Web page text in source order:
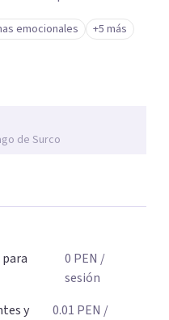
Aceptación y
contextual.
atendiendo a
En lugar de
emociones, te guiaré a
cambio
Aquí tienes un
emocionales +5 más
de Surco
0 PEN /
sesión
y
0.01 PEN /